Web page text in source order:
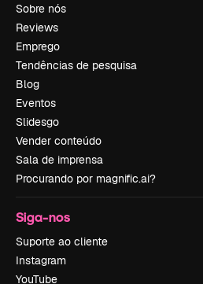
Sobre nós
Reviews
Emprego
Tendências de pesquisa
Blog
Eventos
Slidesgo
Vender conteúdo
Sala de imprensa
Procurando por magnific.ai?
Siga-nos
Suporte ao cliente
Instagram
YouTube